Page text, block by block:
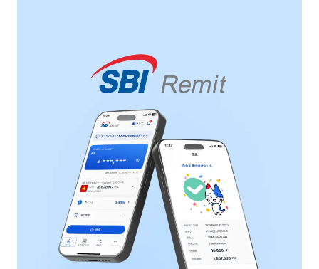
デザインシステム構築支援 プロトタイピング・仮説検証
フロントエンド開発
PdM/PMM体制実行支援 新規事業プロジェクト実行支援
内製化支援 AI 組織開発・人材育成